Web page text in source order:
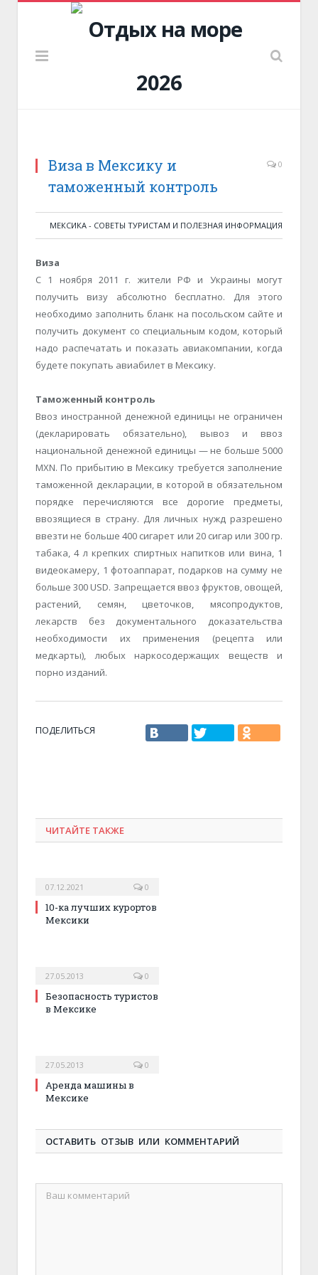
Виза в Мексику и
таможенный контроль
0
МЕКСИКА - СОВЕТЫ ТУРИСТАМ И ПОЛЕЗНАЯ ИНФОРМАЦИЯ
Виза
С 1 ноября 2011 г. жители РФ и Украины могут
получить визу абсолютно бесплатно. Для этого
необходимо заполнить бланк на посольском сайте и
получить документ со специальным кодом, который
надо распечатать и показать авиакомпании, когда
будете покупать авиабилет в Мексику.
Таможенный контроль
Ввоз иностранной денежной единицы не ограничен
(декларировать обязательно), вывоз и ввоз
национальной денежной единицы — не больше 5000
MXN. По прибытию в Мексику требуется заполнение
таможенной декларации, в которой в обязательном
порядке перечисляются все дорогие предметы,
ввозящиеся в страну. Для личных нужд разрешено
ввезти не больше 400 сигарет или 20 сигар или 300 гр.
табака, 4 л крепких спиртных напитков или вина, 1
видеокамеру, 1 фотоаппарат, подарков на сумму не
больше 300 USD. Запрещается ввоз фруктов, овощей,
растений, семян, цветочков, мясопродуктов,
лекарств без документального доказательства
необходимости их применения (рецепта или
медкарты), любых наркосодержащих веществ и
порно изданий.
ПОДЕЛИТЬСЯ
ЧИТАЙТЕ ТАКЖЕ
07.12.2021 0
10-ка лучших курортов
Мексики
27.05.2013 0
Безопасность туристов
в Мексике
27.05.2013 0
Аренда машины в
Мексике
ОСТАВИТЬ ОТЗЫВ ИЛИ КОММЕНТАРИЙ